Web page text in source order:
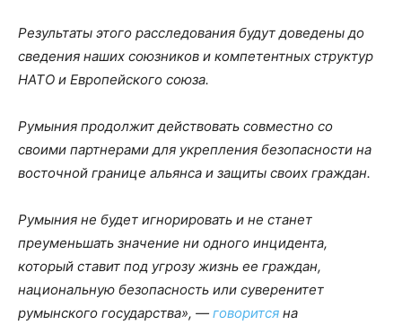
Результаты этого расследования будут доведены до
сведения наших союзников и компетентных структур
НАТО и Европейского союза.
Румыния продолжит действовать совместно со
своими партнерами для укрепления безопасности на
восточной границе альянса и защиты своих граждан.
Румыния не будет игнорировать и не станет
преуменьшать значение ни одного инцидента,
который ставит под угрозу жизнь ее граждан,
национальную безопасность или суверенитет
румынского государства», — говорится на